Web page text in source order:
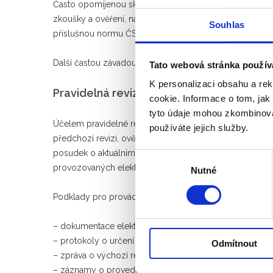
Souhlas
Tato webová stránka
K personalizaci obsahu a
cookie. Informace o tom,
tyto údaje mohou
používáte jejich služby.
souhlasu
Nutné
Odmítnout
Často opomíjenou skutečností je, že elektrické
zkoušky a ověření, na dostupném místě musí mít
příslušnou normu ČSN EN 61439-X, typ proudu,
Další častou závadou bývá nedostatečné nebo i
Pravidelná revize elektrických zařízení
Účelem pravidelné revize elektroinstalace a
předchozí revizi, ověřování stavu elektroinstalace a
posudek o aktuálním stavu elektrických zařízeních,
provozovaných elektrických zařízení se provádí
Podklady pro provádění pravidelné revize jsou:
– dokumentace elektrického zařízení odpovídající
– protokoly o určení druhu prostředí, pokud nejsou
– zpráva o výchozí revizi a předchozí revizi
– záznamy o provedených kontrolách při pracích